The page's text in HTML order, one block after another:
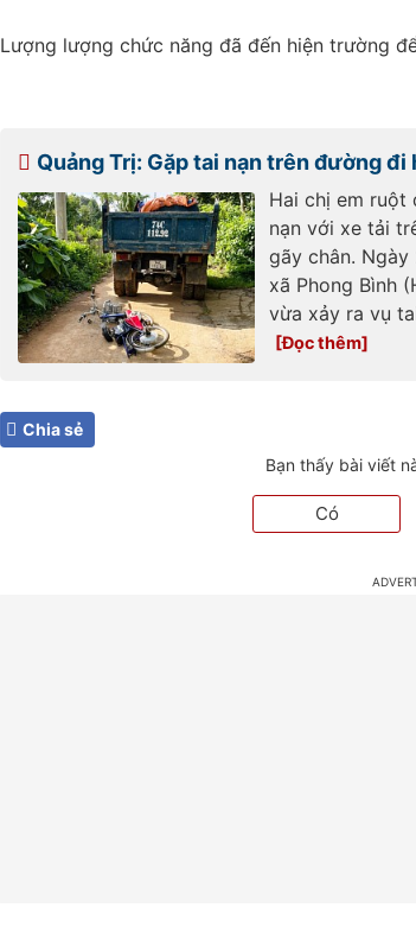
Lượng lượng chức năng đã đến hiện trường
Quảng Trị: Gặp tai nạn trên đường
Hai chị em ruột
nạn với xe tải
gãy chân. Ngày
xã Phong Bình
vừa xảy ra vụ
Chia sẻ
Bạn thấy bài viết
Có